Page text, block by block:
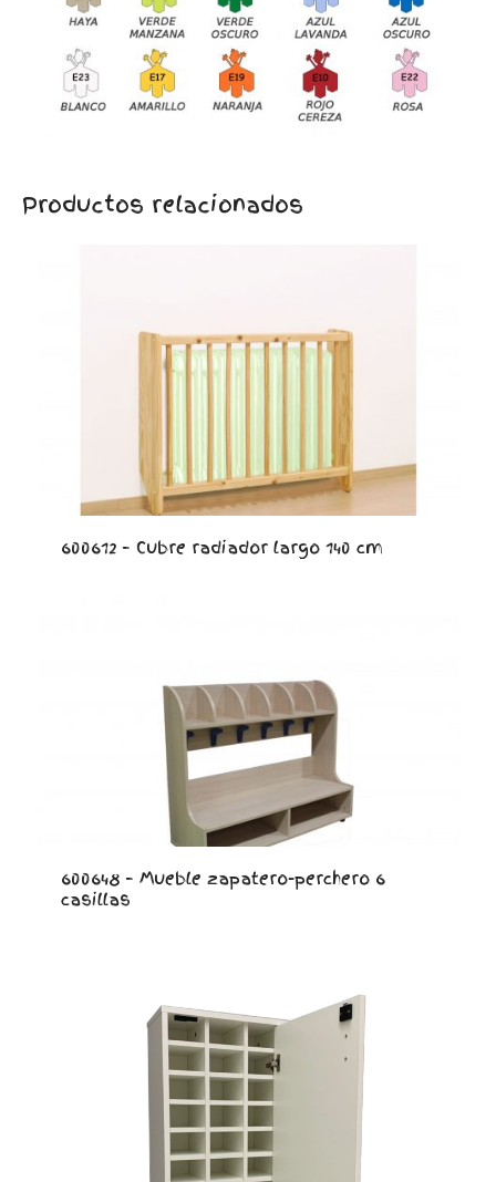
Productos relacionados
600612 – Cubre radiador largo 140 cm
600648 – Mueble zapatero-perchero 6
casillas